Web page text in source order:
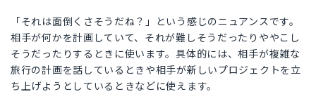
「それは面倒くさそうだね？」という感じのニュアンスです。
相手が何かを計画していて、それが難しそうだったりややこし
そうだったりするときに使います。具体的には、相手が複雑な
旅行の計画を話しているときや相手が新しいプロジェクトを立
ち上げようとしているときなどに使えます。